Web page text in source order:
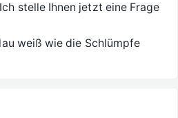
stelle Ihnen jetzt eine Frage
weiß wie die Schlümpfe